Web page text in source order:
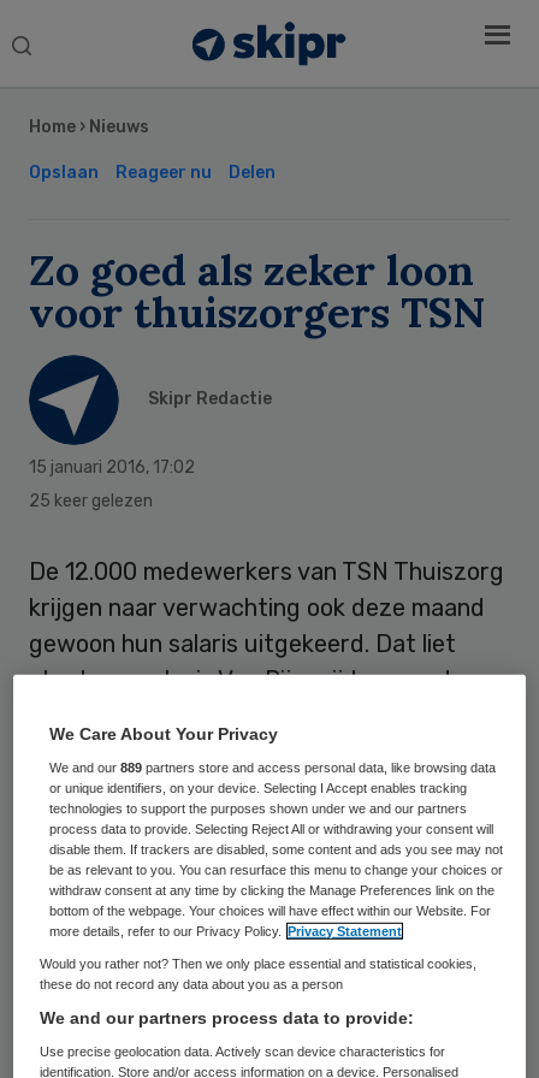
Search
Home › Nieuws
Opslaan Reageer nu Delen
Zo goed als zeker loon
voor thuiszorgers TSN
Skipr Redactie
15 januari 2016, 17:02
25 keer gelezen
De 12.000 medewerkers van TSN Thuiszorg
krijgen naar verwachting ook deze maand
gewoon hun salaris uitgekeerd. Dat liet
staatssecretaris Van Rijn vrijdag aan de
Het grootste thuiszorgbedrijf van
Nederland kreeg eind vorig jaar uitstel van
betaling. In een brief aan de Kamer gaf Van
Rijn vrijdag een toelichting op de stand van
zaken rond het bedrijf. Hij stelt daarin dat
de bewindvoerders van de onderneming, die
zorg biedt aan meer dan 40.000 mensen,
verwachten dat de salarissen in januari
worden uitbetaald.
Sidebar
We Care About Your Privacy
We and our889 partners store and access personal data, like browsing data
or unique identifiers, on your device. Selecting I Accept enables tracking
technologies to support the purposes shown under we and our partners
process data to provide. Selecting Reject All or withdrawing your consent will
disable them. If trackers are disabled, some content and ads you see may not
be as relevant to you. You can resurface this menu to change your choices or
withdraw consent at any time by clicking the Manage Preferences link on the
bottom of the webpage. Your choices will have effect within our Website. For
more details, refer to our Privacy Policy.
Privacy Statement
Would you rather not? Then we only place essential and statistical cookies,
these do not record any data about you as a person
We and our partners process data to provide:
Use precise geolocation data. Actively scan device characteristics for
identification. Store and/or access information on a device. Personalised